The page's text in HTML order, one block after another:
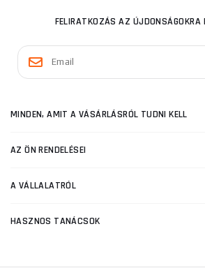
FELIRATKOZÁS AZ ÚJDONSÁGOKRA
MINDEN, AMIT A VÁSÁRLÁSRÓL TUDNI KELL
AZ ÖN RENDELÉSEI
A VÁLLALATRÓL
HASZNOS TANÁCSOK